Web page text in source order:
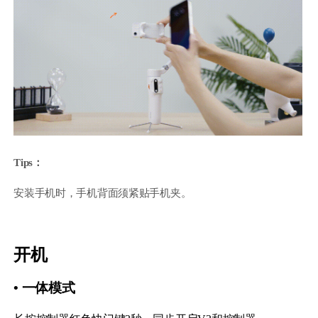
Tips：
安装手机时，手机背面须紧贴手机夹。
开机
• 一体模式